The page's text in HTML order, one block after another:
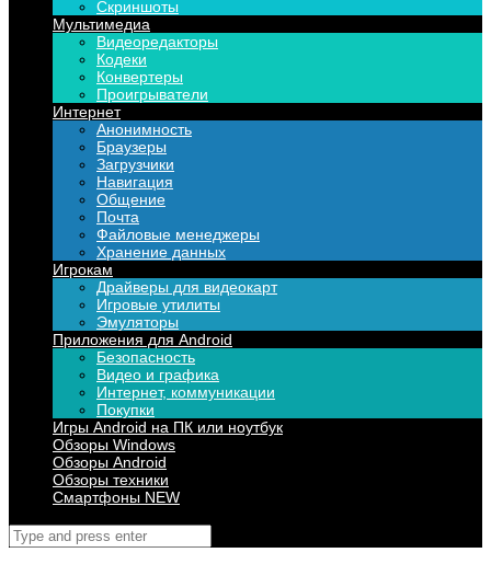
Скриншоты
Мультимедиа
Видеоредакторы
Кодеки
Конвертеры
Проигрыватели
Интернет
Анонимность
Браузеры
Загрузчики
Навигация
Общение
Почта
Файловые менеджеры
Хранение данных
Игрокам
Драйверы для видеокарт
Игровые утилиты
Эмуляторы
Приложения для Android
Безопасность
Видео и графика
Интернет, коммуникации
Покупки
Игры Android на ПК или ноутбук
Обзоры Windows
Обзоры Android
Обзоры техники
Смартфоны NEW
Поиск